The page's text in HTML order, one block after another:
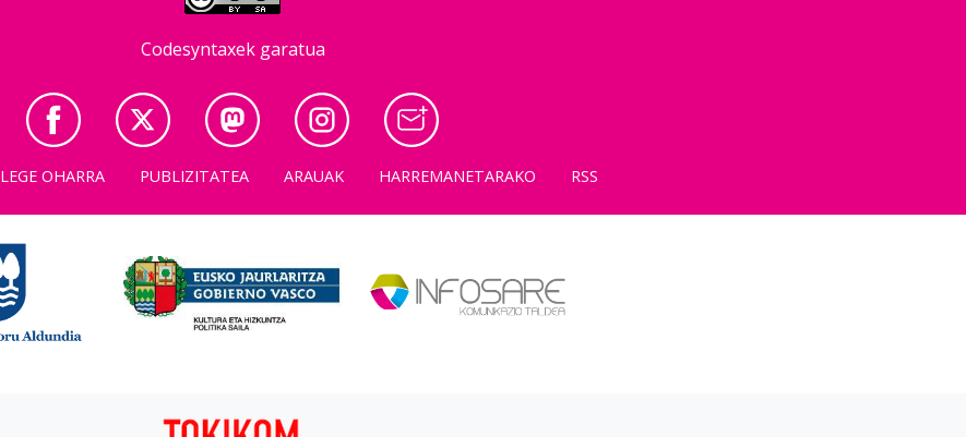
Codesyntaxek garatua
LEGE OHARRA PUBLIZITATEA ARAUAK HARREMANETARAKO RSS